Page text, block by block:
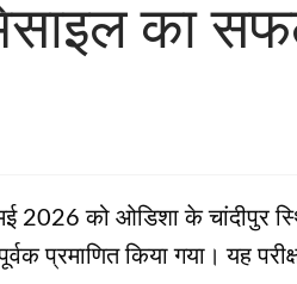
का
2026 को ओडिशा के चांदीपुर
प्रमाणित किया गया। यह